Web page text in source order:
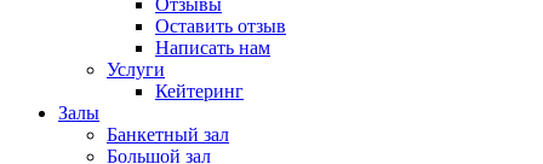
Отзывы
Оставить отзыв
Написать нам
Услуги
Кейтеринг
Залы
Банкетный зал
Большой зал